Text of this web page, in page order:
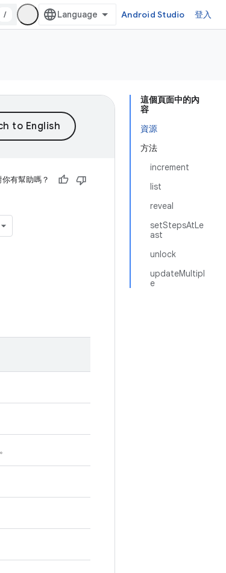
/ Android Studio 登入
這個頁面中的內
容
資源
方法
increment
list
reveal
setStepsAtLe
ast
unlock
updateMultipl
e
你有幫助嗎？
。